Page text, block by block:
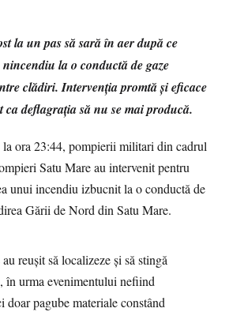
la un pas să sară în aer după ce
la o conductă de gaze
clădiri. Intervenţia promtă şi eficace
deflagraţia să nu se mai producă.
la ora 23:44, pompierii militari din cadrul
Satu Mare au intervenit pentru
unui incendiu izbucnit la o conductă de
Gării de Nord din Satu Mare.
reușit să localizeze şi să stingă
în urma evenimentului nefiind
doar pagube materiale constând